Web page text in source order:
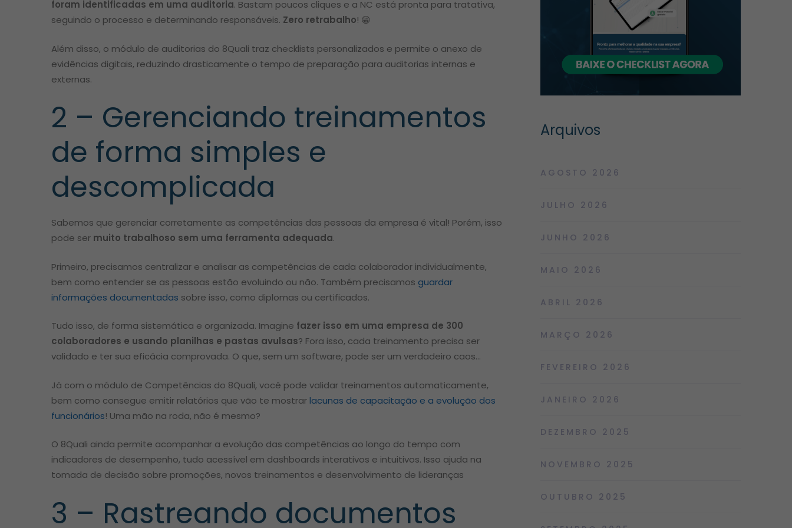
foram identificadas em uma auditoria. Bastam poucos cliques e a NC está pronta para tratativa,
seguindo o processo e determinando responsáveis. Zero retrabalho! 😁
Além disso, o módulo de auditorias do 8Quali traz checklists personalizados e permite o anexo de
evidências digitais, reduzindo drasticamente o tempo de preparação para auditorias internas e
externas.
2 – Gerenciando treinamentos
de forma simples e
descomplicada
Sabemos que gerenciar corretamente as competências das pessoas da empresa é vital! Porém, isso
pode ser muito trabalhoso sem uma ferramenta adequada.
Primeiro, precisamos centralizar e analisar as competências de cada colaborador individualmente,
bem como entender se as pessoas estão evoluindo ou não. Também precisamos guardar
informações documentadas sobre isso, como diplomas ou certificados.
Tudo isso, de forma sistemática e organizada. Imagine fazer isso em uma empresa de 300
colaboradores e usando planilhas e pastas avulsas? Fora isso, cada treinamento precisa ser
validado e ter sua eficácia comprovada. O que, sem um software, pode ser um verdadeiro caos…
Já com o módulo de Competências do 8Quali, você pode validar treinamentos automaticamente,
bem como consegue emitir relatórios que vão te mostrarlacunas de capacitação e a evolução dos
funcionários! Uma mão na roda, não é mesmo?
O 8Quali ainda permite acompanhar a evolução das competências ao longo do tempo com
indicadores de desempenho, tudo acessível em dashboards interativos e intuitivos. Isso ajuda na
tomada de decisão sobre promoções, novos treinamentos e desenvolvimento de lideranças
3 – Rastreando documentos
Arquivos
AGOSTO 2026
JULHO 2026
JUNHO 2026
MAIO 2026
ABRIL 2026
MARÇO 2026
FEVEREIRO 2026
JANEIRO 2026
DEZEMBRO 2025
NOVEMBRO 2025
OUTUBRO 2025